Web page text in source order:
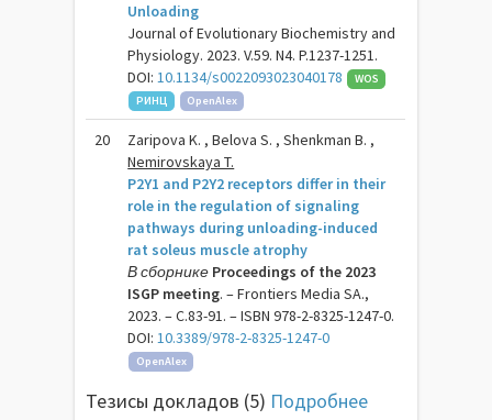
Unloading
Journal of Evolutionary Biochemistry and
Physiology. 2023. V.59. N4. P.1237-1251.
DOI:10.1134/s0022093023040178
WOS
РИНЦ
OpenAlex
20
Zaripova K. , Belova S. , Shenkman B. ,
Nemirovskaya T.
P2Y1 and P2Y2 receptors differ in their
role in the regulation of signaling
pathways during unloading-induced
rat soleus muscle atrophy
В сборнике Proceedings of the 2023
ISGP meeting. – Frontiers Media SA.,
2023. – C.83-91. – ISBN 978-2-8325-1247-0.
DOI:10.3389/978-2-8325-1247-0
OpenAlex
Тезисы докладов (5) Подробнее